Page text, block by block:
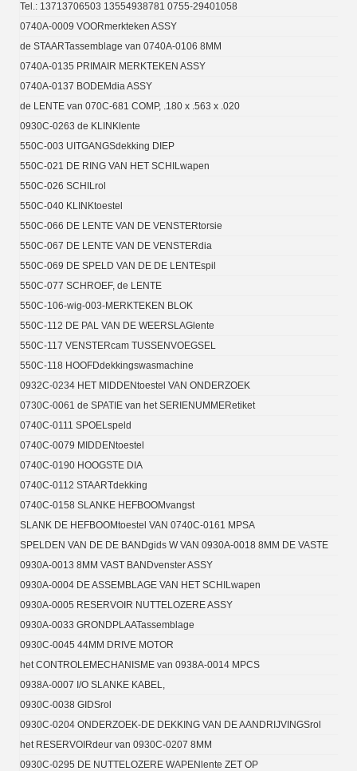
Tel.: 13713706503 13554938781 0755-29401058
0740A-0009 VOORmerkteken ASSY
de STAARTassemblage van 0740A-0106 8MM
0740A-0135 PRIMAIR MERKTEKEN ASSY
0740A-0137 BODEMdia ASSY
de LENTE van 070C-681 COMP, .180 x .563 x .020
0930C-0263 de KLINKlente
550C-003 UITGANGSdekking DIEP
550C-021 DE RING VAN HET SCHILwapen
550C-026 SCHILrol
550C-040 KLINKtoestel
550C-066 DE LENTE VAN DE VENSTERtorsie
550C-067 DE LENTE VAN DE VENSTERdia
550C-069 DE SPELD VAN DE DE LENTEspil
550C-077 SCHROEF, de LENTE
550C-106-wig-003-MERKTEKEN BLOK
550C-112 DE PAL VAN DE WEERSLAGlente
550C-117 VENSTERcam TUSSENVOEGSEL
550C-118 HOOFDdekkingswasmachine
0932C-0234 HET MIDDENtoestel VAN ONDERZOEK
0730C-0061 de SPATIE van het SERIENUMMERetiket
0740C-0111 SPOELspeld
0740C-0079 MIDDENtoestel
0740C-0190 HOOGSTE DIA
0740C-0112 STAARTdekking
0740C-0158 SLANKE HEFBOOMvangst
SLANK DE HEFBOOMtoestel VAN 0740C-0161 MPSA
SPELDEN VAN DE DE BANDgids W VAN 0930A-0018 8MM DE VASTE
0930A-0013 8MM VAST BANDvenster ASSY
0930A-0004 DE ASSEMBLAGE VAN HET SCHILwapen
0930A-0005 RESERVOIR NUTTELOZERE ASSY
0930A-0033 GRONDPLAATassemblage
0930C-0045 44MM DRIVE MOTOR
het CONTROLEMECHANISME van 0938A-0014 MPCS
0938A-0007 I/O SLANKE KABEL,
0930C-0038 GIDSrol
0930C-0204 ONDERZOEK-DE DEKKING VAN DE AANDRIJVINGSrol
het RESERVOIRdeur van 0930C-0207 8MM
0930C-0295 DE NUTTELOZERE WAPENlente ZET OP